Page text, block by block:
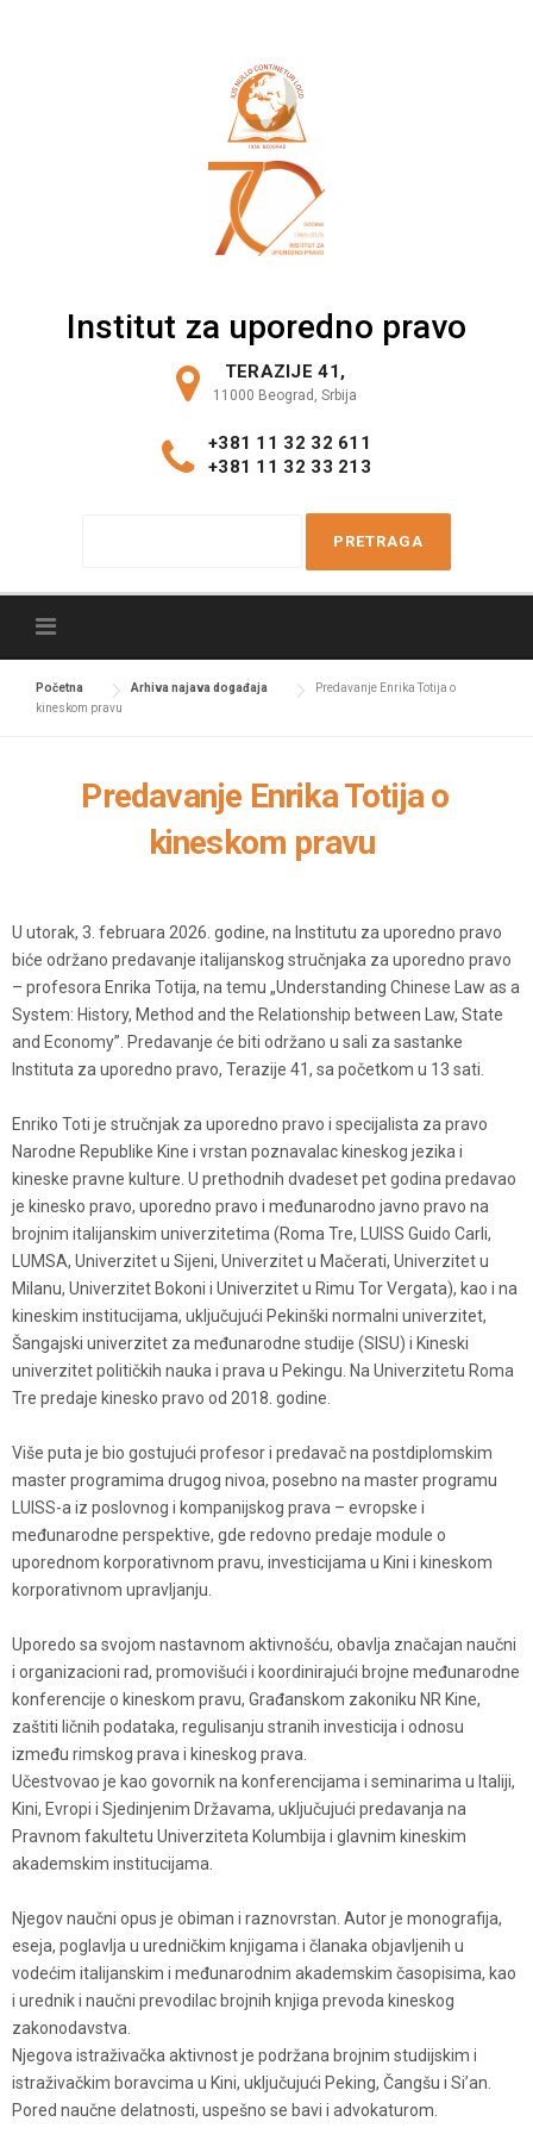
Institut za uporedno pravo
TERAZIJE 41,
11000 Beograd, Srbija
+381 11 32 32 611
+381 11 32 33 213
h
f
o
Početna Arhiva najava događaja
Predavanje Enrika Totija o
kineskom pravu
Predavanje Enrika Totija o
kineskom pravu
U utorak, 3. februara 2026. godine, na Institutu za uporedno pravo
biće održano predavanje italijanskog stručnjaka za uporedno pravo
– profesora Enrika Totija, na temu „Understanding Chinese Law as a
System: History, Method and the Relationship between Law, State
and Economy”. Predavanje će biti održano u sali za sastanke
Instituta za uporedno pravo, Terazije 41, sa početkom u 13 sati.
Enriko Toti je stručnjak za uporedno pravo i specijalista za pravo
Narodne Republike Kine i vrstan poznavalac kineskog jezika i
kineske pravne kulture. U prethodnih dvadeset pet godina predavao
je kinesko pravo, uporedno pravo i međunarodno javno pravo na
brojnim italijanskim univerzitetima (Roma Tre, LUISS Guido Carli,
LUMSA, Univerzitet u Sijeni, Univerzitet u Mačerati, Univerzitet u
Milanu, Univerzitet Bokoni i Univerzitet u Rimu Tor Vergata), kao i na
kineskim institucijama, uključujući Pekinški normalni univerzitet,
Šangajski univerzitet za međunarodne studije (SISU) i Kineski
univerzitet političkih nauka i prava u Pekingu. Na Univerzitetu Roma
Tre predaje kinesko pravo od 2018. godine.
Više puta je bio gostujući profesor i predavač na postdiplomskim
master programima drugog nivoa, posebno na master programu
LUISS-a iz poslovnog i kompanijskog prava – evropske i
međunarodne perspektive, gde redovno predaje module o
uporednom korporativnom pravu, investicijama u Kini i kineskom
korporativnom upravljanju.
Uporedo sa svojom nastavnom aktivnošću, obavlja značajan naučni
i organizacioni rad, promovišući i koordinirajući brojne međunarodne
konferencije o kineskom pravu, Građanskom zakoniku NR Kine,
zaštiti ličnih podataka, regulisanju stranih investicija i odnosu
između rimskog prava i kineskog prava.
Učestvovao je kao govornik na konferencijama i seminarima u Italiji,
Kini, Evropi i Sjedinjenim Državama, uključujući predavanja na
Pravnom fakultetu Univerziteta Kolumbija i glavnim kineskim
akademskim institucijama.
Njegov naučni opus je obiman i raznovrstan. Autor je monografija,
eseja, poglavlja u uredničkim knjigama i članaka objavljenih u
vodećim italijanskim i međunarodnim akademskim časopisima, kao
i urednik i naučni prevodilac brojnih knjiga prevoda kineskog
zakonodavstva.
Njegova istraživačka aktivnost je podržana brojnim studijskim i
istraživačkim boravcima u Kini, uključujući Peking, Čangšu i Si’an.
Pored naučne delatnosti, uspešno se bavi i advokaturom.